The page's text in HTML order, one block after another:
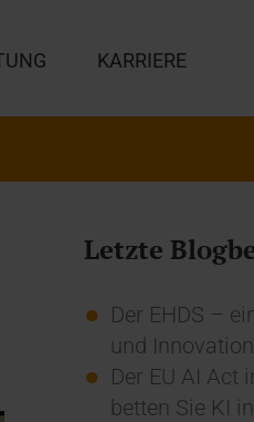
KARRIERE
Letzte
Der EHDS –
und Innovation
Der EU AI Act
betten Sie KI